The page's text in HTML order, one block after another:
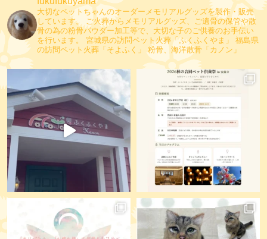
大切なペットちゃんのオーダーメモリアルグッズを製作・販売
しています。
ご火葬からメモリアルグッズ、ご遺骨の保管や散
骨の為の粉骨パウダー加工等で、大切な子のご供養のお手伝い
を行います。
宮城県の訪問ペット火葬「ふくふくやま」
福島県
の訪問ペット火葬「そよふく」
粉骨、海洋散骨「カノン」